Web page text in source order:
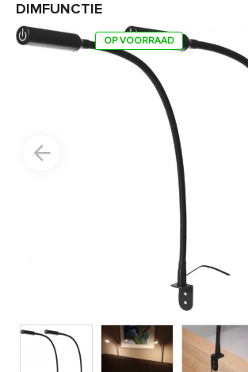
DIMFUNCTIE
OP VOORRAAD